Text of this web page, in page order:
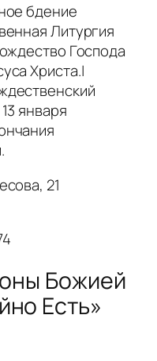
бдение
Литургия
Господа
Христа.|
января
21
Божией
Есть»